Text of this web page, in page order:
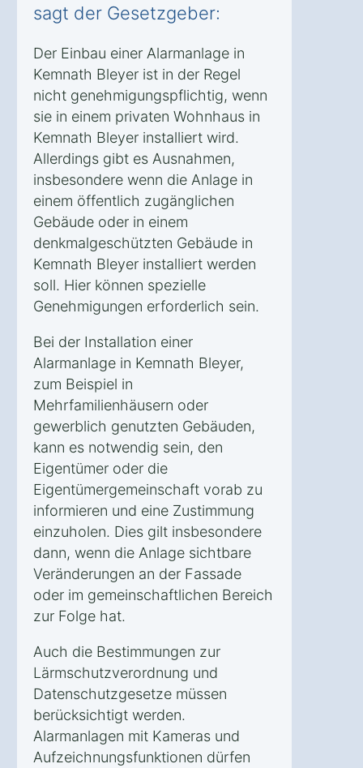
sagt der Gesetzgeber:
Der Einbau einer Alarmanlage in
Kemnath Bleyer ist in der Regel
nicht genehmigungspflichtig, wenn
sie in einem privaten Wohnhaus in
Kemnath Bleyer installiert wird.
Allerdings gibt es Ausnahmen,
insbesondere wenn die Anlage in
einem öffentlich zugänglichen
Gebäude oder in einem
denkmalgeschützten Gebäude in
Kemnath Bleyer installiert werden
soll. Hier können spezielle
Genehmigungen erforderlich sein.
Bei der Installation einer
Alarmanlage in Kemnath Bleyer,
zum Beispiel in
Mehrfamilienhäusern oder
gewerblich genutzten Gebäuden,
kann es notwendig sein, den
Eigentümer oder die
Eigentümergemeinschaft vorab zu
informieren und eine Zustimmung
einzuholen. Dies gilt insbesondere
dann, wenn die Anlage sichtbare
Veränderungen an der Fassade
oder im gemeinschaftlichen Bereich
zur Folge hat.
Auch die Bestimmungen zur
Lärmschutzverordnung und
Datenschutzgesetze müssen
berücksichtigt werden.
Alarmanlagen mit Kameras und
Aufzeichnungsfunktionen dürfen